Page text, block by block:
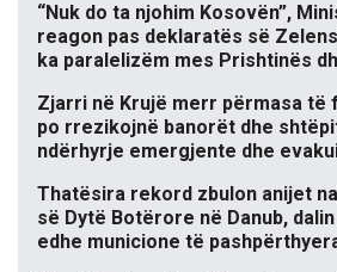
“Nuk do ta njohim Kosovën”,
reagon pas deklaratës së
ka paralelizëm mes Prishtinës
Zjarri në Krujë merr përmasa të
po rrezikojnë banorët dhe
ndërhyrje emergjente dhe
Thatësira rekord zbulon anijet
së Dytë Botërore në Danub,
edhe municione të